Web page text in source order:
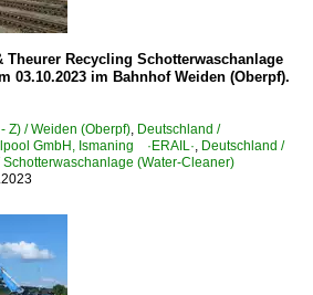
Theurer Recycling Schotterwaschanlage
03.10.2023 im Bahnhof Weiden (Oberpf).
Z) / Weiden (Oberpf), Deutschland /
GmbH, Ismaning ·ERAIL·, Deutschland /
(Water-Cleaner)